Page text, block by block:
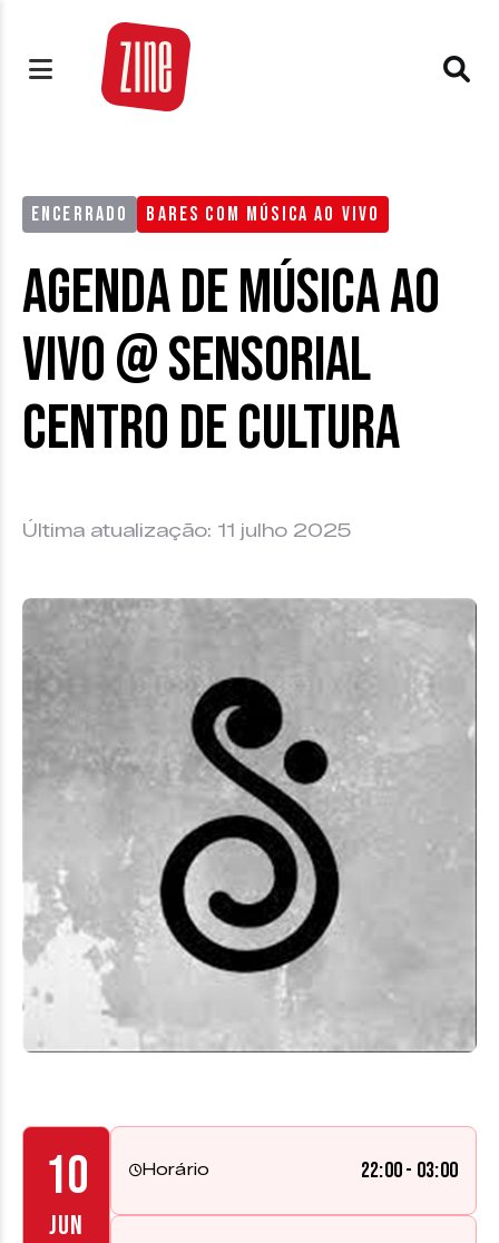
ENCERRADO BARES COM MÚSICA AO VIVO
Agenda de Música ao
Vivo @ Sensorial
Centro de Cultura
Última atualização: 11 julho 2025
10
JUN
Horário 22:00 - 03:00